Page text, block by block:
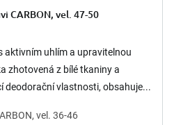
CARBON, vel. 47-50
aktivním uhlím a upravitelnou
zhotovená z bílé tkaniny a
deodorační vlastnosti, obsahuje...
vel. 36-46